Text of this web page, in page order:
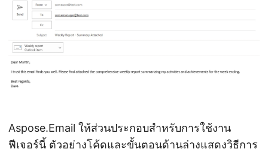
Aspose.Email ให้ส่วนประกอบสำหรับการใช้งาน
ฟีเจอร์นี้ ตัวอย่างโค้ดและขั้นตอนด้านล่างแสดงวิธีการ